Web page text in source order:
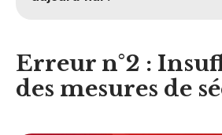
Erreur n°2 :
des mesures de